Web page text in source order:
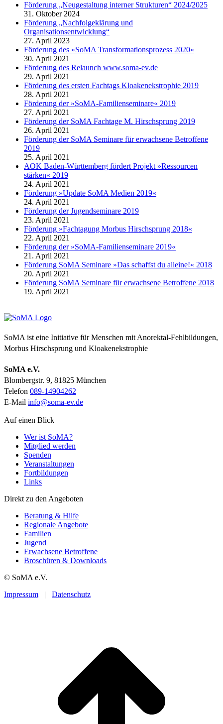
Förderung „Neugestaltung interner Strukturen“ 2024/2025
31. Oktober 2024
Förderung „Nachfolgeklärung und
Organisationsentwicklung“
27. April 2023
Förderung des »SoMA Transformationsprozess 2020«
30. April 2021
Förderung des Relaunch www.soma-ev.de
29. April 2021
Förderung des ersten Fachtags Kloakenekstrophie 2019
28. April 2021
Förderung der »SoMA-Familienseminare« 2019
27. April 2021
Förderung der SoMA Fachtage M. Hirschsprung 2019
26. April 2021
Förderung der SoMA Seminare für erwachsene Betroffene
2019
25. April 2021
AOK Baden-Württemberg fördert Projekt »Ressourcen
stärken« 2019
24. April 2021
Förderung »Update SoMA Medien 2019«
24. April 2021
Förderung der Jugendseminare 2019
23. April 2021
Förderung »Fachtagung Morbus Hirschsprung 2018«
22. April 2021
Förderung der »SoMA-Familienseminare 2019«
21. April 2021
Förderung SoMA Seminare »Das schaffst du alleine!« 2018
20. April 2021
Förderung SoMA Seminare für erwachsene Betroffene 2018
19. April 2021
SoMA ist eine Initiative für Menschen mit Anorektal-Fehlbildungen,
Morbus Hirschsprung und Kloakenekstrophie
SoMA e.V.
Blombergstr. 9, 81825 München
Telefon 089-14904262
E-Mail info@soma-ev.de
Auf einen Blick
Wer ist SoMA?
Mitglied werden
Spenden
Veranstaltungen
Fortbildungen
Links
Direkt zu den Angeboten
Beratung & Hilfe
Regionale Angebote
Familien
Jugend
Erwachsene Betroffene
Broschüren & Downloads
© SoMA e.V.
Impressum | Datenschutz